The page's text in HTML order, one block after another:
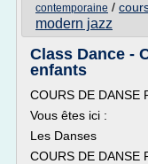
contemporaine /
modern jazz
Class Dance -
enfants
COURS DE DANSE
Vous êtes ici :
Les Danses
COURS DE DANSE